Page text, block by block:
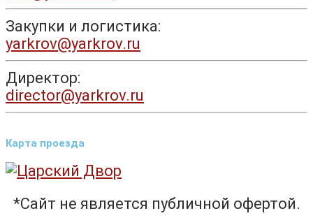
Закупки и логистика:
yarkrov@yarkrov.ru
Директор:
director@yarkrov.ru
Карта проезда
*Сайт не является публичной офертой.